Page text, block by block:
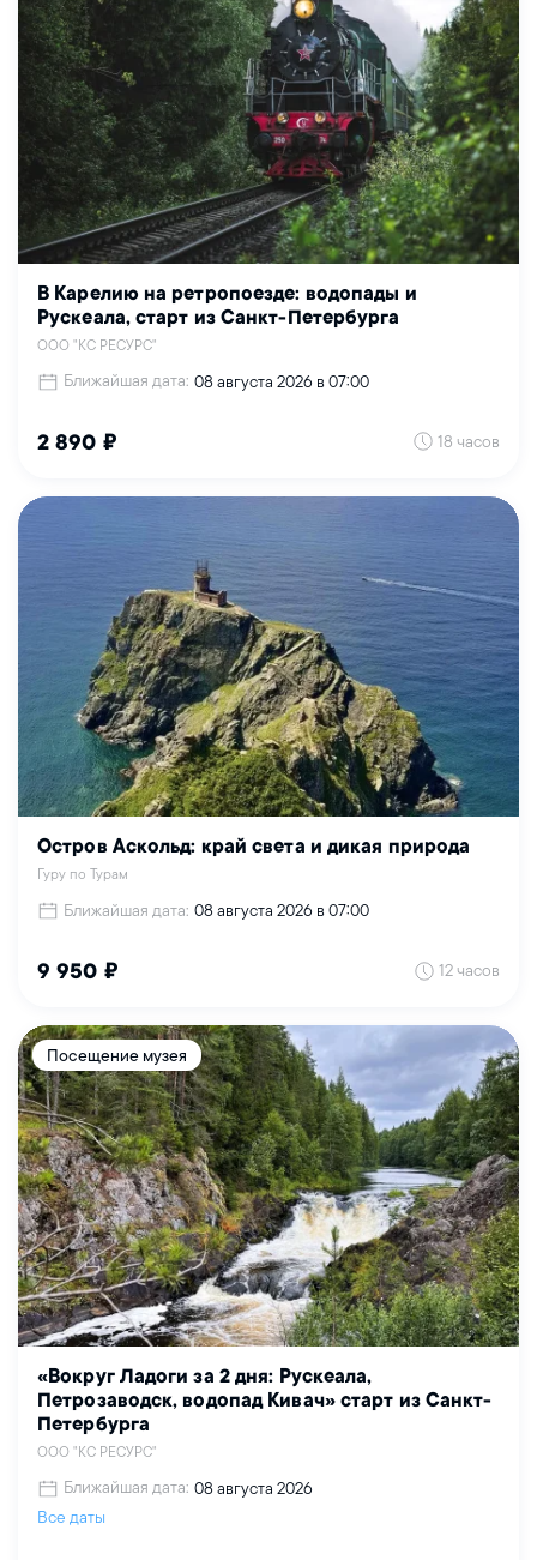
В Карелию на ретропоезде: водопады и
Рускеала, старт из Санкт-Петербурга
ООО "КС РЕСУРС"
Ближайшая дата: 08 августа 2026 в 07:00
2 890 ₽ 18 часов
Остров Аскольд: край света и дикая природа
Гуру по Турам
Ближайшая дата: 08 августа 2026 в 07:00
9 950 ₽ 12 часов
Посещение музея
«Вокруг Ладоги за 2 дня: Рускеала,
Петрозаводск, водопад Кивач» старт из Санкт-
Петербурга
ООО "КС РЕСУРС"
Ближайшая дата: 08 августа 2026
Все даты